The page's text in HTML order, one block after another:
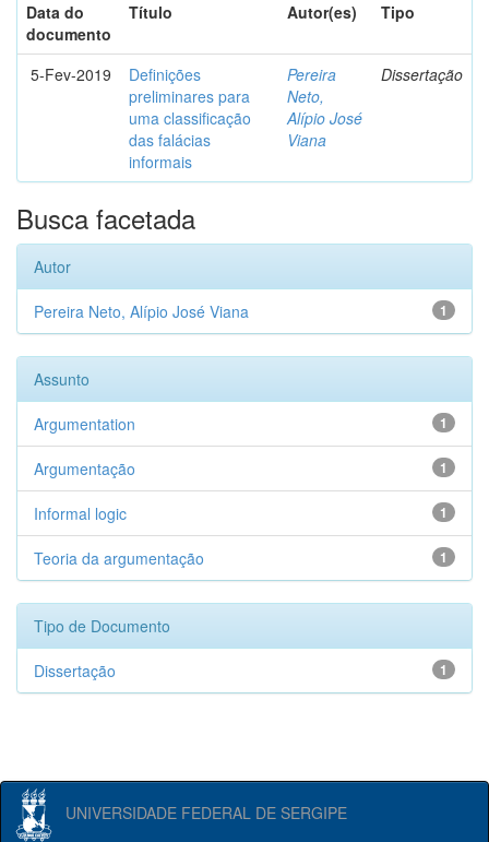
Data do
documento
Título Autor(es) Tipo
5-Fev-2019
Definições
preliminares para
uma classificação
das falácias
informais
Pereira
Neto,
Alípio José
Viana
Dissertação
Busca facetada
Autor
1
Pereira Neto, Alípio José Viana
Assunto
1
Argumentation
1
Argumentação
1
Informal logic
1
Teoria da argumentação
Tipo de Documento
1
Dissertação
UNIVERSIDADE FEDERAL DE SERGIPE